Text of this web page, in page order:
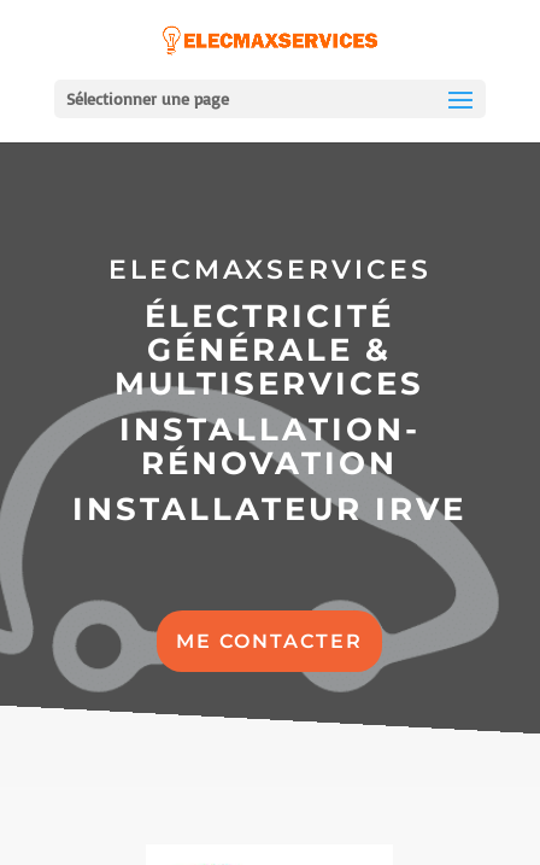
Sélectionner une page
ELECMAXSERVICES
ÉLECTRICITÉ
GÉNÉRALE &
MULTISERVICES
INSTALLATION-
RÉNOVATION
INSTALLATEUR IRVE
ME CONTACTER